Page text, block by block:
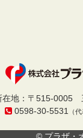
プラザ
レ
在地 ： 〒515-0005
0598-30-5531 （代